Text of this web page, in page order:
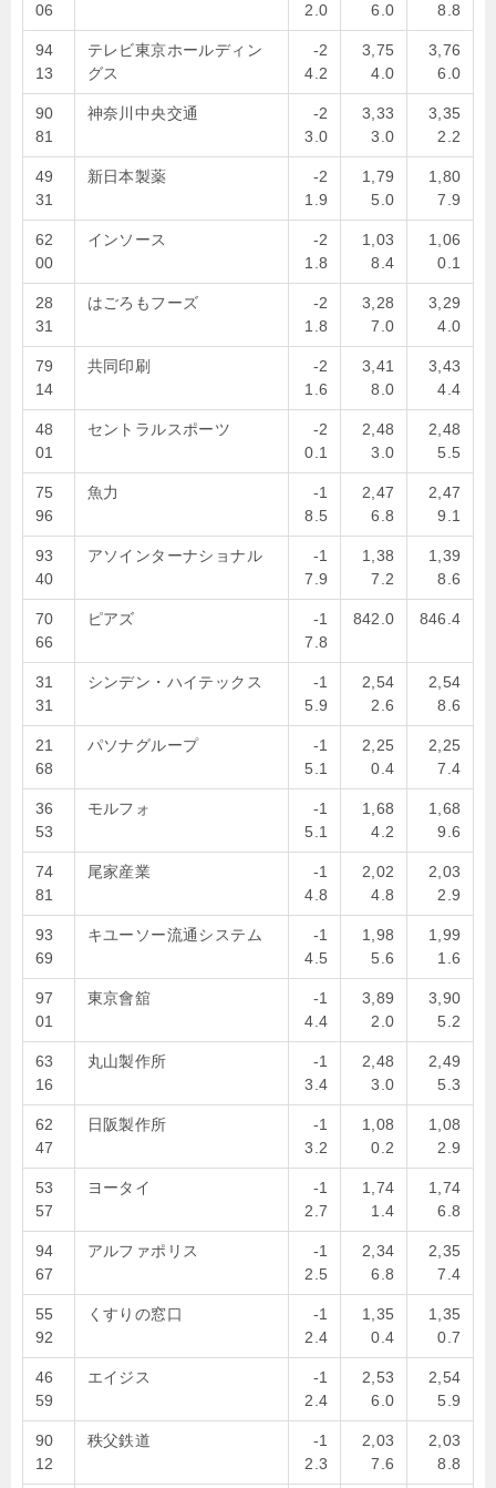
06
2.0
6.0
8.8
94
13
テレビ東京ホールディン
グス
-2
4.2
3,75
4.0
3,76
6.0
90
81
神奈川中央交通
-2
3.0
3,33
3.0
3,35
2.2
49
31
新日本製薬
-2
1.9
1,79
5.0
1,80
7.9
62
00
インソース
-2
1.8
1,03
8.4
1,06
0.1
28
31
はごろもフーズ
-2
1.8
3,28
7.0
3,29
4.0
79
14
共同印刷
-2
1.6
3,41
8.0
3,43
4.4
48
01
セントラルスポーツ
-2
0.1
2,48
3.0
2,48
5.5
75
96
魚力
-1
8.5
2,47
6.8
2,47
9.1
93
40
アソインターナショナル
-1
7.9
1,38
7.2
1,39
8.6
70
66
ピアズ
-1
7.8
842.0 846.4
31
31
シンデン・ハイテックス
-1
5.9
2,54
2.6
2,54
8.6
21
68
パソナグループ
-1
5.1
2,25
0.4
2,25
7.4
36
53
モルフォ
-1
5.1
1,68
4.2
1,68
9.6
74
81
尾家産業
-1
4.8
2,02
4.8
2,03
2.9
93
69
キユーソー流通システム
-1
4.5
1,98
5.6
1,99
1.6
97
01
東京會舘
-1
4.4
3,89
2.0
3,90
5.2
63
16
丸山製作所
-1
3.4
2,48
3.0
2,49
5.3
62
47
日阪製作所
-1
3.2
1,08
0.2
1,08
2.9
53
57
ヨータイ
-1
2.7
1,74
1.4
1,74
6.8
94
67
アルファポリス
-1
2.5
2,34
6.8
2,35
7.4
55
92
くすりの窓口
-1
2.4
1,35
0.4
1,35
0.7
46
59
エイジス
-1
2.4
2,53
6.0
2,54
5.9
90
12
秩父鉄道
-1
2.3
2,03
7.6
2,03
8.8